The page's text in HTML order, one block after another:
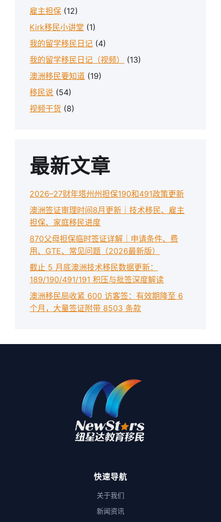
雇主担保 (12)
Kirk移民小讲堂 (1)
我的留学移民日记 (4)
我的留学移民日记（视频）
(13)
澳洲移民要知道 (19)
移民说 (54)
视频干货 (8)
最新文章
2026–27财年塔州州担保190和491政策更新
澳洲签证审理时间8月更新｜技术移民、雇主
担保、家庭移民进度
870父母担保临时签证详解｜申请条件、费
用、GTE、常见问题（2026最新版）
截止 5 月底澳洲技术移民数据更新：
189/190/491/191 积压与批签深度解读
澳洲移民局收紧 600 访客签：有效期降至 6
个月，大量签证附带 8503 条款
快速导航
关于我们
新闻资讯